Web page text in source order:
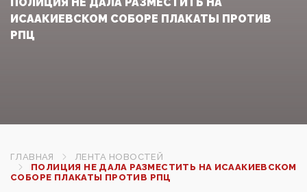
ИСААКИЕВСКОМ СОБОРЕ ПЛАКАТЫ ПРОТИВ
РПЦ‍
ГЛАВНАЯ
ЛЕНТА НОВОСТЕЙ
ПОЛИЦИЯ НЕ ДАЛА РАЗМЕСТИТЬ НА ИСААКИЕВСКОМ
СОБОРЕ ПЛАКАТЫ ПРОТИВ РПЦ‍